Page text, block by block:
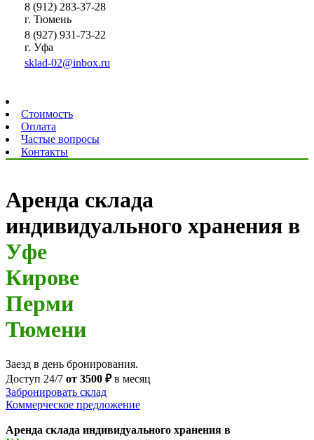
8 (912) 283-37-28
г. Тюмень
8 (927) 931-73-22
г. Уфа
sklad-02@inbox.ru
Стоимость
Оплата
Частые вопросы
Контакты
Аренда склада
индивидуального хранения в
Уфе
Кирове
Перми
Тюмени
Заезд в день бронирования.
Доступ 24/7 от 3500 ₽в месяц
Забронировать склад
Коммерческое предложение
Аренда склада индивидуального хранения в